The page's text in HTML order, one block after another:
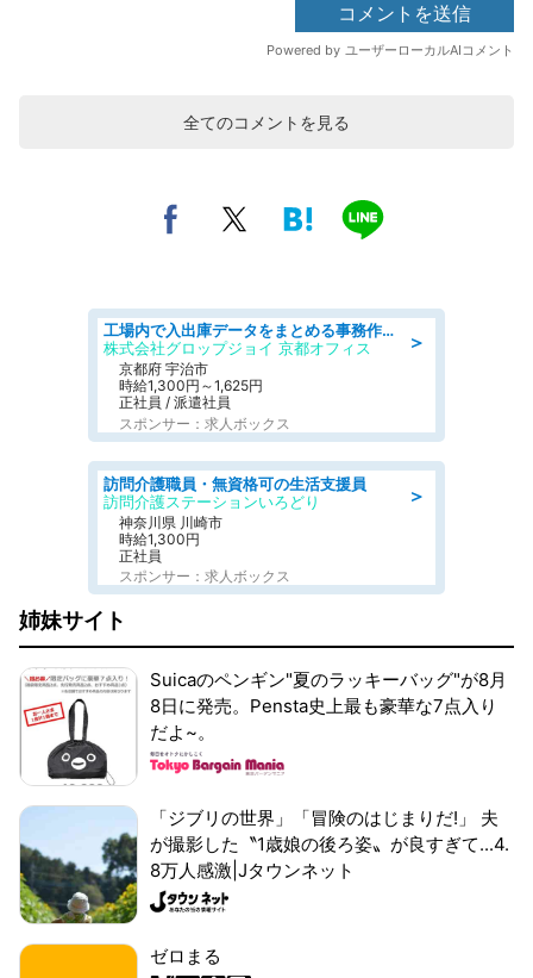
全てのコメントを見る
＞
工場内で入出庫データをまとめる事務作業/車通勤OK/交通費支給/食堂あり
株式会社グロップジョイ 京都オフィス
京都府 宇治市
時給1,300円～1,625円
正社員 / 派遣社員
スポンサー：求人ボックス
＞
訪問介護職員・無資格可の生活支援員
訪問介護ステーションいろどり
神奈川県 川崎市
時給1,300円
正社員
スポンサー：求人ボックス
姉妹サイト
Suicaのペンギン"夏のラッキーバッグ"が8月
8日に発売。Pensta史上最も豪華な7点入り
だよ~。
「ジブリの世界」「冒険のはじまりだ!」 夫
が撮影した〝1歳娘の後ろ姿〟が良すぎて...4.
8万人感激|Jタウンネット
ゼロまる